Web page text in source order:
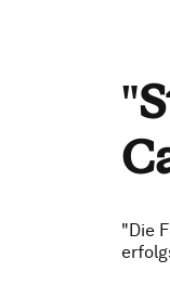
"
"Die